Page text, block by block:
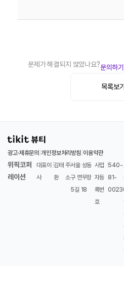
문제가 해결되지 않았나요?문의하기
목록보기
광고·제휴문의 |개인정보처리방침 이용약관
위픽코퍼
레이션
대표이
사
|김태
환
주
소
|서울 성동
구 연무장
5길 18
사업
자등
록번
호
|540-
81-